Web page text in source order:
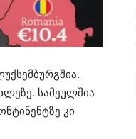
სამეულშია
კი